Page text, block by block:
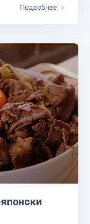
Подробнее